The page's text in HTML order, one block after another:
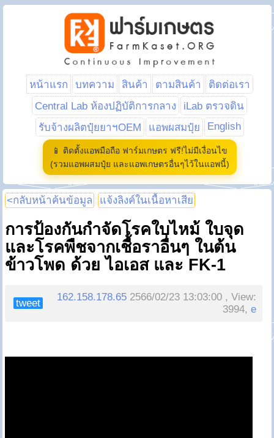
หน้าแรก บทความ สินค้า ตามสินค้า
ติดต่อเรา
Central Lab ห้องปฏิบัติการกลาง
iLab ตรวจดิน
รับจ้างผลิตปุ๋ยยาฯOEM
แอพผสมปุ๋ย English
📱 ติดตั้งแอพมือถือ ฟาร์มเกษตร ฟรี!ไม่มีเงื่อนไข
(รวมแอพผสมปุ๋ย และแอพเกษตรอื่นๆไว้ในแอพนี้)
<กลับหน้าค้นข้อมูล แจ้งลิงค์ในเนื้อหาเสีย
การป้องกันกำจัดโรคใบไหม้ ใบจุด
และโรคพืชจากเชื้อราอื่นๆ ในต้น
ข้าวโพด ด้วย ไอเอส และ FK-1
tweet
162.158.178.65 2566/02/23 13:03:00 , View:
3994,e